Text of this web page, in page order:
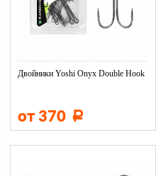
Двойники Yoshi Onyx Double Hook
от 370 Р